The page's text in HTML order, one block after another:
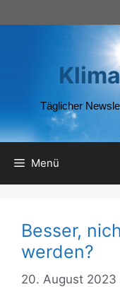
Inhalt
Täglicher
Menü
Besser,
werden?
20. August 2023